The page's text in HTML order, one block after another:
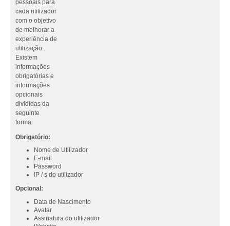
pessoais para
cada utilizador
com o objetivo
de melhorar a
experiência de
utilização.
Existem
informações
obrigatórias e
informações
opcionais
divididas da
seguinte
forma:
Obrigatório:
Nome de Utilizador
E-mail
Password
IP / s do utilizador
Opcional:
Data de Nascimento
Avatar
Assinatura do utilizador